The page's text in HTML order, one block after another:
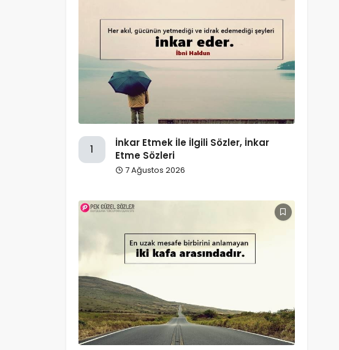
1
İnkar Etmek İle İlgili Sözler, İnkar
Etme Sözleri
7 Ağustos 2026